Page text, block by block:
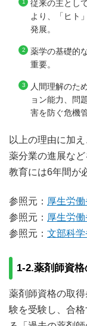
従来の主とし
より、「ヒト
発展。
薬学の基礎的
重要。
人間理解のた
ョン能力、問
害を防ぐ危機
以上の理由に加
薬分業の進展な
教育には6年間が
参照元： 厚生労
参照元： 厚生労
参照元： 文部科
1-2.薬剤師資
薬剤師資格の取
験を受験し、合